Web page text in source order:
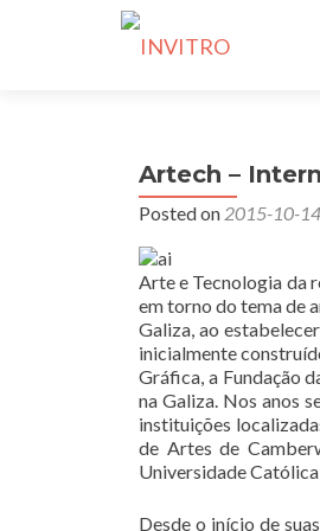
Artech –
Posted on 2015-10-14
Arte e Tecnologia da
em torno do tema de
Galiza, ao
inicialmente
Gráfica, a Fundação
na Galiza. Nos anos
instituições
de Artes de
Universidade
Desde o início de